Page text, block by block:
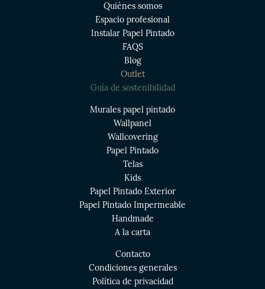
Quiénes somos
Espacio profesional
Instalar Papel Pintado
FAQS
Blog
Outlet
Guía de sostenibilidad
Murales papel pintado
Wallpanel
Wallcovering
Papel Pintado
Telas
Kids
Papel Pintado Exterior
Papel Pintado Impermeable
Handmade
A la carta
Contacto
Condiciones generales
Política de privacidad